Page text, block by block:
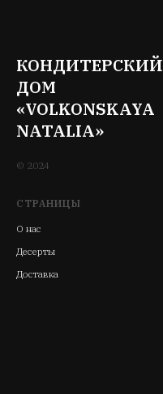
КОНДИТЕРСКИЙ
ДОМ
«VOLKONSKAYA
NATALIA»
© 2024
СТРАНИЦЫ
О нас
Десерты
Доставка